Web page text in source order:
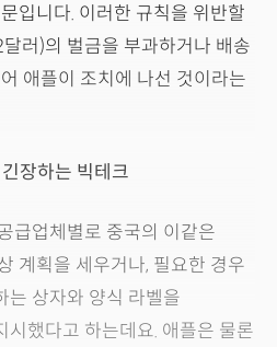
입니다. 이러한 규칙을 위반할
러)의 벌금을 부과하거나 배송
애플이 조치에 나선 것이라는
장하는 빅테크
급업체별로 중국의 이같은
계획을 세우거나, 필요한 경우
는 상자와 양식 라벨을
시했다고 하는데요. 애플은 물론